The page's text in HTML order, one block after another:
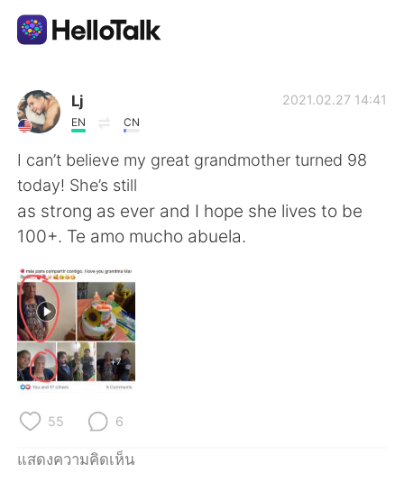
แอปแลกเปลี่ยนทางภาษา
AI Grammar Checker
ไทย
English
繁體中文
العربية
Deutsch
한국어
Lj
EN CN
2021.02.27 14:41
I can’t believe my great grandmother turned 98
today! She’s still
as strong as ever and I hope she lives to be
100+. Te amo mucho abuela.
55 6
แสดงความคิดเห็น